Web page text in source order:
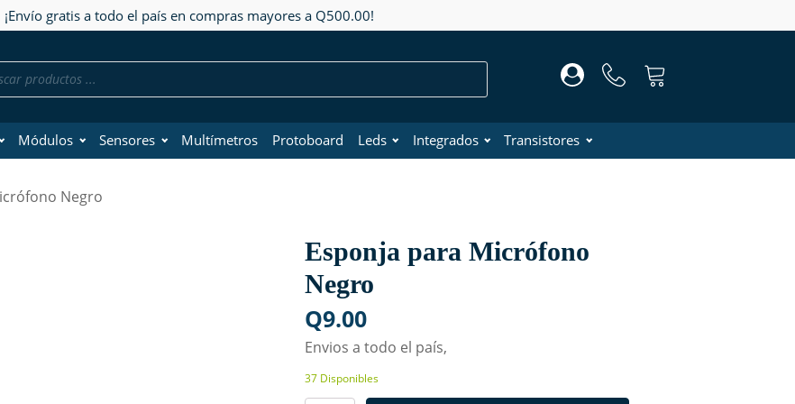
¡Envío gratis a todo el país en compras mayores a Q500.00!
Módulos Sensores Multímetros Protoboard Leds Integrados Transistores
Negro
Esponja para Micrófono
Negro
Q9.00
Envios a todo el país,
37 Disponibles